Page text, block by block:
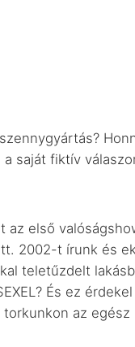
saját fiktív
az első
2002-t írunk és
teletűzdelt
És ez
az egész